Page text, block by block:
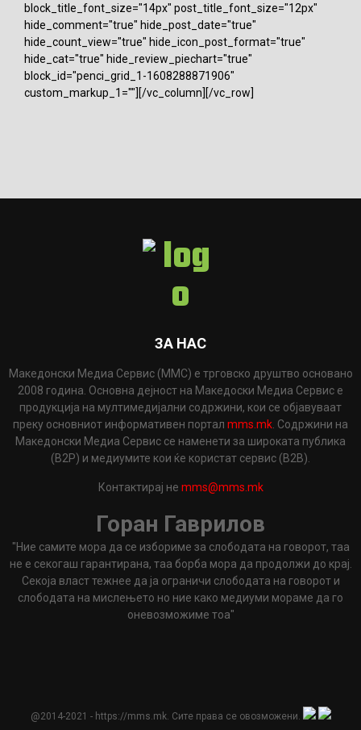
block_title_font_size="14px" post_title_font_size="12px"
hide_comment="true" hide_post_date="true"
hide_count_view="true" hide_icon_post_format="true"
hide_cat="true" hide_review_piechart="true"
block_id="penci_grid_1-1608288871906"
custom_markup_1=""][/vc_column][/vc_row]
ЗА НАС
Македонски Медиа Сервис (ММС) е трговско друштво основано
2008 година. Основна дејност на Македоски Медиа Сервис е
продукција на мултимедијални содржини, кои се објавуваат
преку основниот информативен портал mms.mk . Содржини на
Македонски Медиа Сервис се наменети за широката публика
(B2P) и медиумите кои ќе користат сервис (B2B).
Контактирај не mms@mms.mk
Горан Гаврилов
"Ние самите мора да се избориме за слободата на говорот, таа
не е секогаш гарантирана, таа борба мора да продолжи до крај.
Секоја власт тежнее да ја ограничи слободата на говорот и
слободата на мислењето но ние како медиуми мораме да го
оневозможиме тоа"
@2014-2021 - https://mms.mk. Сите права се овозможени.